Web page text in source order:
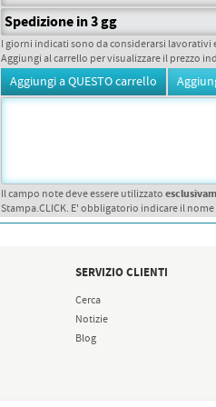
Spedizione in 3 gg
I giorni indicati sono da considerarsi
Aggiungi al carrello per visualizzare il prezzo
Il campo note deve essere utilizzato
Stampa.CLICK. E' obbligatorio indicare il
SERVIZIO CLIENTI
Cerca
Notizie
Blog